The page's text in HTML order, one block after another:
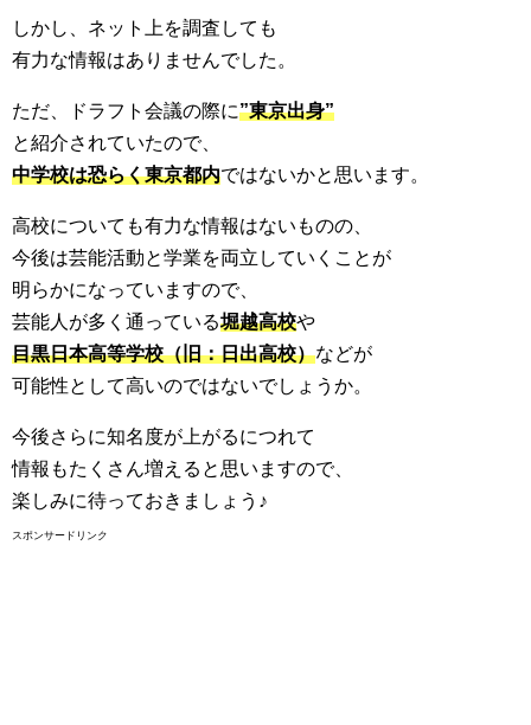
しかし、ネット上を調査しても
有力な情報はありませんでした。
ただ、ドラフト会議の際に”東京出身”
と紹介されていたので、
中学校は恐らく東京都内ではないかと思います。
高校についても有力な情報はないものの、
今後は芸能活動と学業を両立していくことが
明らかになっていますので、
芸能人が多く通っている堀越高校や
目黒日本高等学校（旧：日出高校）などが
可能性として高いのではないでしょうか。
今後さらに知名度が上がるにつれて
情報もたくさん増えると思いますので、
楽しみに待っておきましょう♪
スポンサードリンク